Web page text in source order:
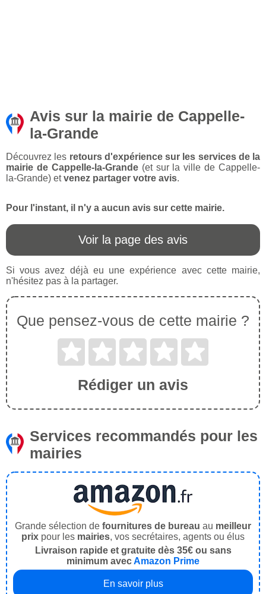
Avis sur la mairie de Cappelle-
la-Grande
Découvrez les retours d'expérience sur les services de la
mairie de Cappelle-la-Grande(et sur la ville de Cappelle-
la-Grande) etvenez partager votre avis.
Pour l'instant, il n'y a aucun avis sur cette mairie.
Voir la page des avis
Si vous avez déjà eu une expérience avec cette mairie,
n'hésitez pas à la partager.
Que pensez-vous de cette mairie ?
Rédiger un avis
Services recommandés pour les
mairies
Grande sélection de fournitures de bureau au meilleur
prix pour les mairies, vos secrétaires, agents ou élus
Livraison rapide et gratuite dès 35€ ou sans
minimum avecAmazon Prime
En savoir plus